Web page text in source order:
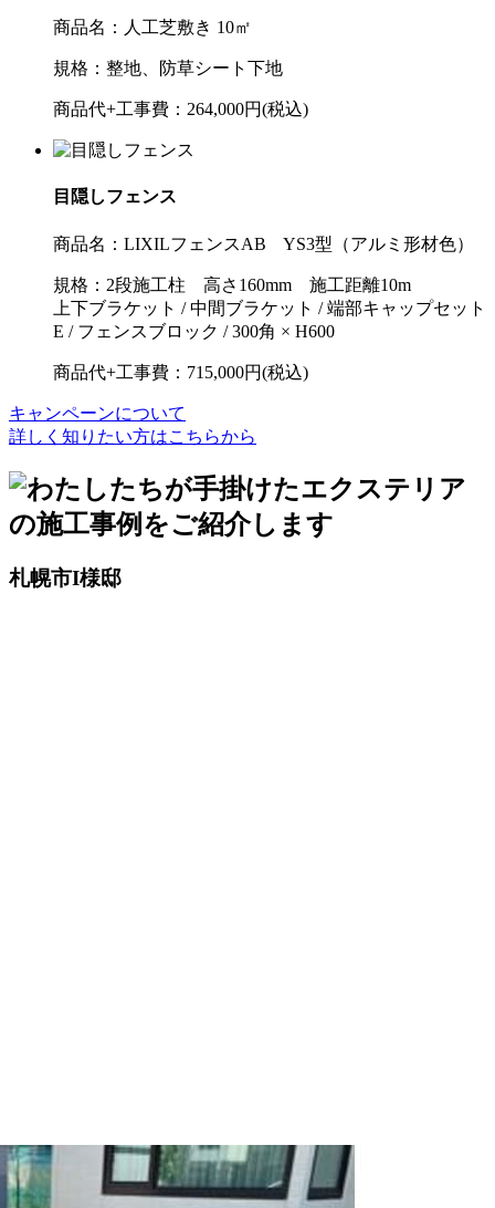
商品名： 人工芝敷き 10㎡
規格： 整地、防草シート下地
商品代+工事費： 264,000円(税込)
目隠しフェンス
商品名： LIXILフェンスAB YS3型（アルミ形材色）
規格： 2段施工柱 高さ160mm 施工距離10m
上下ブラケット / 中間ブラケット / 端部キャップセット
E / フェンスブロック / 300角 × H600
商品代+工事費： 715,000円(税込)
キャンペーンについて
詳しく知りたい方はこちらから
札幌市I様邸